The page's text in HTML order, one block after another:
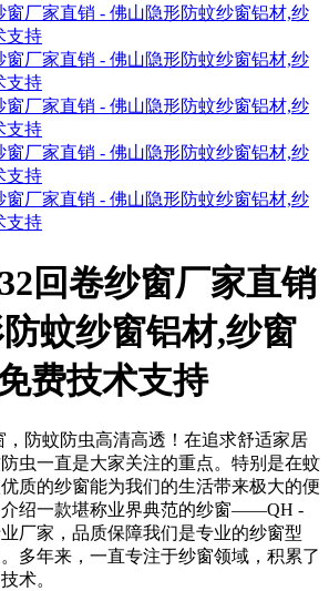
回卷纱窗厂家直销
蚊纱窗铝材,纱窗
费技术支持
，防蚊防虫高清高透！在追求舒适家居
虫一直是大家关注的重点。特别是在蚊
质的纱窗能为我们的生活带来极大的便
绍一款堪称业界典范的纱窗——QH -
厂家，品质保障我们是专业的纱窗型
多年来，一直专注于纱窗领域，积累了
术。